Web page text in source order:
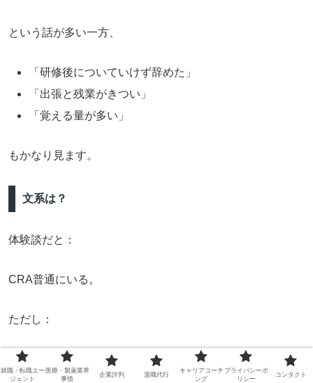
という話が多い一方、
「研修後についていけず辞めた」
「出張と残業がきつい」
「覚える量が多い」
もかなり見ます。
文系は？
体験談だと：
CRA普通にいる。
ただし：
医療勉強必須
最初かなり苦労
就職・転職エー
ジェント
医療・製薬業界
事情
企業評判 退職代行
キャリアコーチ
ング
プライバシーポ
リシー
コンタクト